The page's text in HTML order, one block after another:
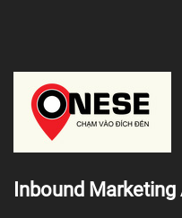
Inbound Marketing